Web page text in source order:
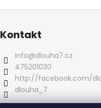
Kontakt
info@dlouha7.cz
475201030
http://facebook.com/
dlouha_7